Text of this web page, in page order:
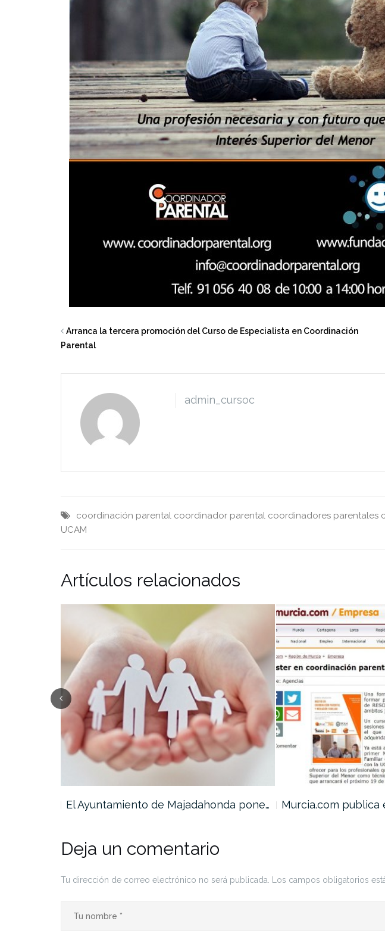
Arranca la tercera promoción del Curso de Especialista en Coordinación
Parental
admin_cursoc
coordinación parental coordinador parental coordinadores parentales
UCAM
Artículos relacionados
El Ayuntamiento de Majadahonda pone… Murcia.com publica
Deja un comentario
Tu dirección de correo electrónico no será publicada. Los campos obligatorios